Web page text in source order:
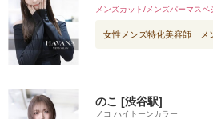
メンズカット/メンズパーマスペ
女性メンズ特化美容師 メ
のこ [渋谷駅]
ノコ ハイトーンカラー